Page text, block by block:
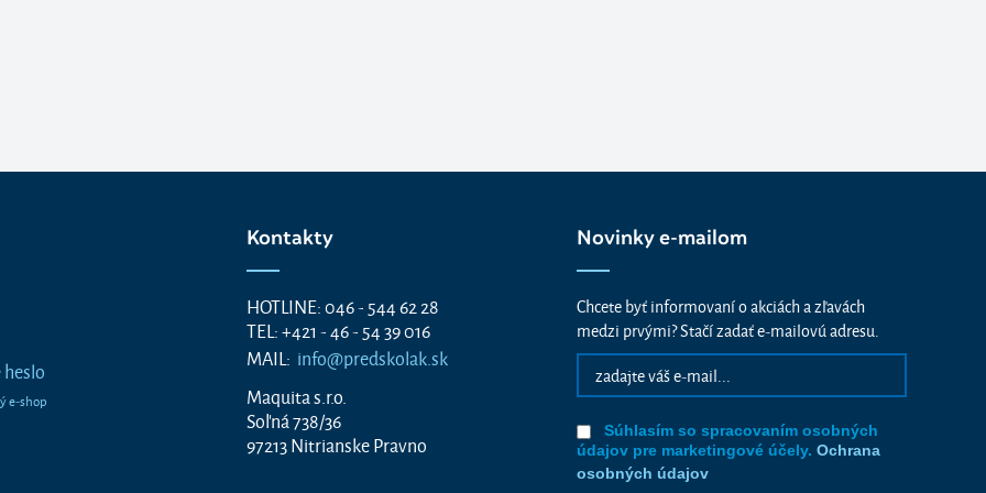
Kontakty
HOTLINE: 046 - 544 62 28
TEL: +421 - 46 - 54 39 016
MAIL: info@predskolak.sk
Maquita s.r.o.
Soľná 738/36
97213 Nitrianske Pravno
Novinky e-mailom
Chcete byť informovaní o akciách a zľavách
medzi prvými? Stačí zadať e-mailovú adresu.
Súhlasím so spracovaním osobných
údajov pre marketingové účely. Ochrana
osobných údajov